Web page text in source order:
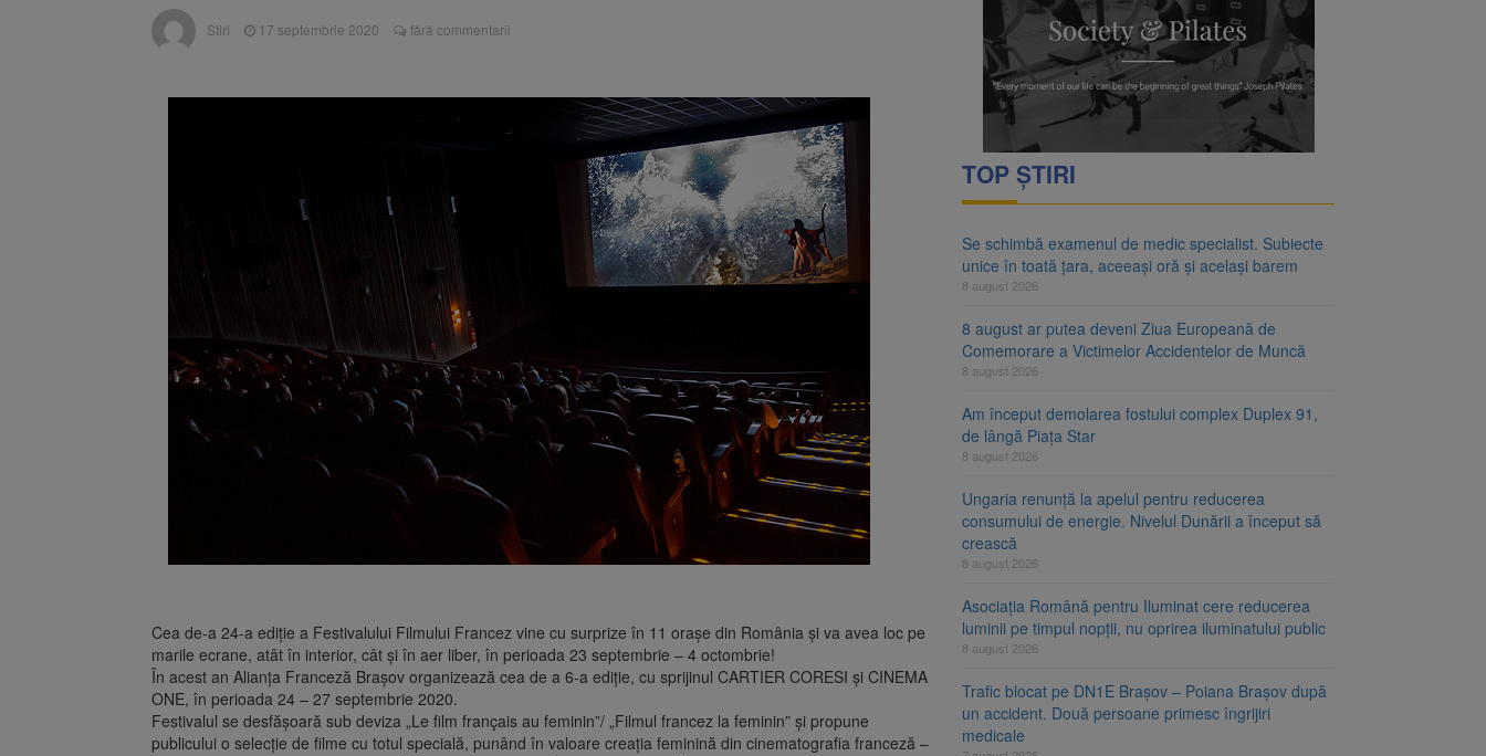
Trafic blocat pe DN1E Brașov – Poiana Brașov după un accident. Două persoane primesc îngrijiri
medicale
Se schimbă examenul de medic specialist. Subiecte unice în toată țara, aceeași oră și același barem
Stiri 17 septembrie 2020 fără commentarii
Cea de-a 24-a ediţie a Festivalului Filmului Francez vine cu surprize în 11 oraşe din România și va avea loc pe
marile ecrane, atât în interior, cât și în aer liber, în perioada 23 septembrie – 4 octombrie!
În acest an Alianța Franceză Brașov organizează cea de a 6-a ediție, cu sprijinul CARTIER CORESI și CINEMA
ONE, în perioada 24 – 27 septembrie 2020.
Festivalul se desfășoară sub deviza „Le film français au feminin”/ „Filmul francez la feminin” și propune
publicului o selecție de filme cu totul specială, punând în valoare creaţia feminină din cinematografia franceză –
TOP ȘTIRI
Se schimbă examenul de medic specialist. Subiecte
unice în toată țara, aceeași oră și același barem
8 august 2026
8 august ar putea deveni Ziua Europeană de
Comemorare a Victimelor Accidentelor de Muncă
8 august 2026
Am început demolarea fostului complex Duplex 91,
de lângă Piața Star
8 august 2026
Ungaria renunță la apelul pentru reducerea
consumului de energie. Nivelul Dunării a început să
crească
8 august 2026
Asociația Română pentru Iluminat cere reducerea
luminii pe timpul nopții, nu oprirea iluminatului public
8 august 2026
Trafic blocat pe DN1E Brașov – Poiana Brașov după
un accident. Două persoane primesc îngrijiri
medicale